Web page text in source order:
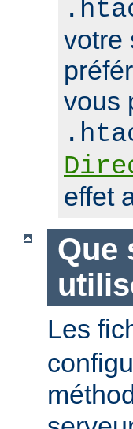
votre
vous
effet
Que
Les